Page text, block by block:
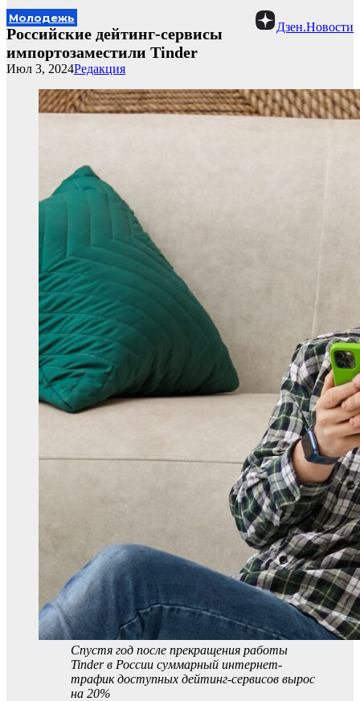
Дзен.Новости
Молодежь
Российские дейтинг-сервисы
импортозаместили Tinder
Редакция
Июл 3, 2024
Спустя год после прекращения работы
Tinder в России суммарный интернет-
трафик доступных дейтинг-сервисов вырос
на 20%